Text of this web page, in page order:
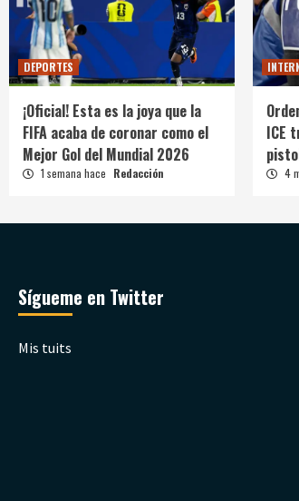
DEPORTES
¡Oficial! Esta es la joya que la
FIFA acaba de coronar como el
Mejor Gol del Mundial 2026
1 semana hace Redacción
ICE
4
Sígueme en Twitter
Mis tuits